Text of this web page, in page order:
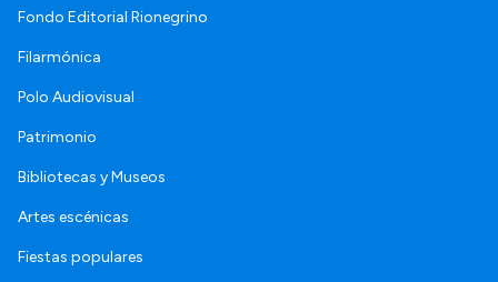
Fondo Editorial Rionegrino
Filarmónica
Polo Audiovisual
Patrimonio
Bibliotecas y Museos
Artes escénicas
Fiestas populares